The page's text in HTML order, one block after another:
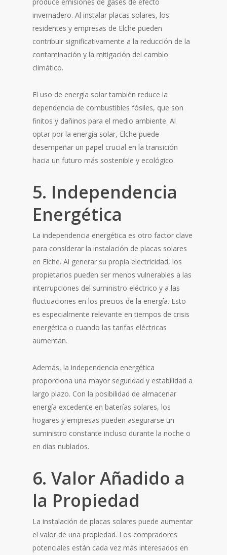
invernadero. Al instalar placas solares, los
residentes y empresas de Elche pueden
contribuir significativamente a la reducción de la
contaminación y la mitigación del cambio
climático.
El uso de energía solar también reduce la
dependencia de combustibles fósiles, que son
finitos y dañinos para el medio ambiente. Al
optar por la energía solar, Elche puede
desempeñar un papel crucial en la transición
hacia un futuro más sostenible y ecológico.
5. Independencia
Energética
La independencia energética es otro factor clave
para considerar la instalación de placas solares
en Elche. Al generar su propia electricidad, los
propietarios pueden ser menos vulnerables a las
interrupciones del suministro eléctrico y a las
fluctuaciones en los precios de la energía. Esto
es especialmente relevante en tiempos de crisis
energética o cuando las tarifas eléctricas
aumentan.
Además, la independencia energética
proporciona una mayor seguridad y estabilidad a
largo plazo. Con la posibilidad de almacenar
energía excedente en baterías solares, los
hogares y empresas pueden asegurarse un
suministro constante incluso durante la noche o
en días nublados.
6. Valor Añadido a
la Propiedad
La instalación de placas solares puede aumentar
el valor de una propiedad. Los compradores
potenciales están cada vez más interesados en